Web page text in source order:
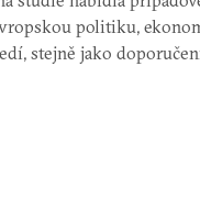
politiku,
stejně jako